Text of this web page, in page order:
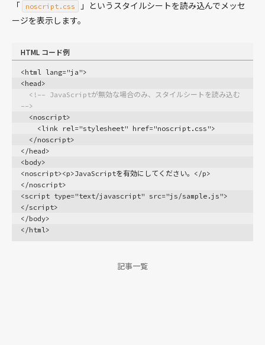
設定
テーブル
ワークショップ
HTML&CSS入門 WEBサイトを作る
基礎
CSS
CSSプロパティ
HTML
HTML要素
PHP
「
noscript.css
」というスタイルシートを読み込んでメッセ
ージを表示します。
HTML コード例
<html lang="ja">
<head>
<!-- JavaScriptが無効な場合のみ、スタイルシートを読み込む
-->
  <noscript>
    <link rel="stylesheet" href="noscript.css">
  </noscript>
</head>
<body>
<noscript><p>JavaScriptを有効にしてください。</p>
</noscript>
<script type="text/javascript" src="js/sample.js">
</script>
</body>
</html>
記事一覧